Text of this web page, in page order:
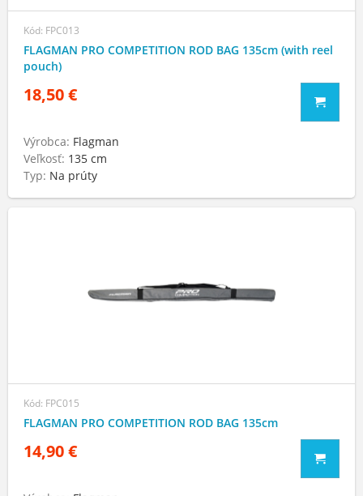
Kód: FPC013
FLAGMAN PRO COMPETITION ROD BAG 135cm (with reel
pouch)
18,50 €
Výrobca: Flagman
Veľkosť: 135 cm
Typ: Na prúty
Kód: FPC015
FLAGMAN PRO COMPETITION ROD BAG 135cm
14,90 €